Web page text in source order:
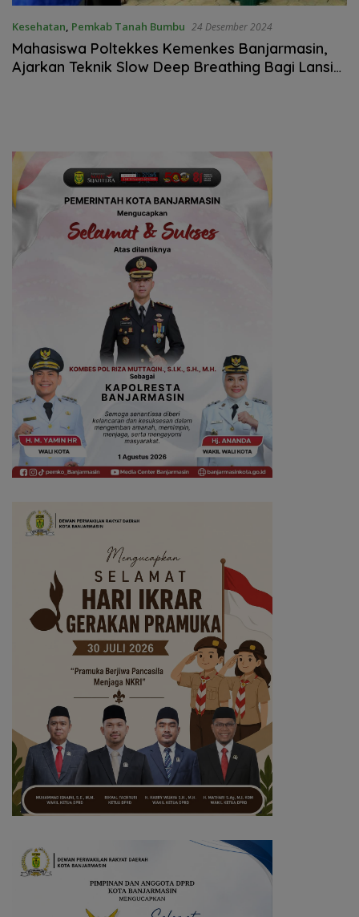
Kesehatan, Pemkab Tanah Bumbu 24 Desember 2024
Mahasiswa Poltekkes Kemenkes Banjarmasin,
Ajarkan Teknik Slow Deep Breathing Bagi Lansia